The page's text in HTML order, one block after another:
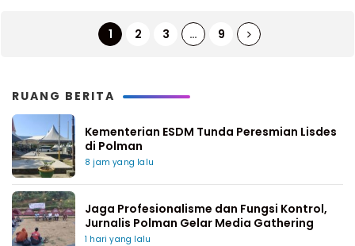
1 2 3 … 9
RUANG BERITA
Kementerian ESDM Tunda Peresmian Lisdes
di Polman
8 jam yang lalu
Jaga Profesionalisme dan Fungsi Kontrol,
Jurnalis Polman Gelar Media Gathering
1 hari yang lalu